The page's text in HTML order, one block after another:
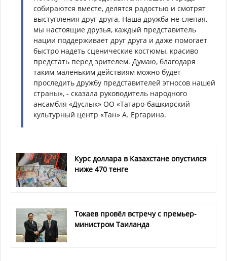
собираются вместе, делятся радостью и смотрят
выступления друг друга. Наша дружба не слепая,
мы настоящие друзья, каждый представитель
нации поддерживает друг друга и даже помогает
быстро надеть сценические костюмы, красиво
предстать перед зрителем. Думаю, благодаря
таким маленьким действиям можно будет
проследить дружбу представителей этносов нашей
страны», - сказала руководитель народного
ансамбля «Дуслык» ОО «Татаро-башкирский
культурный центр «Тан» А. Ергарина.
Курс доллара в Казахстане опустился
ниже 470 тенге
Токаев провёл встречу с премьер-
министром Таиланда